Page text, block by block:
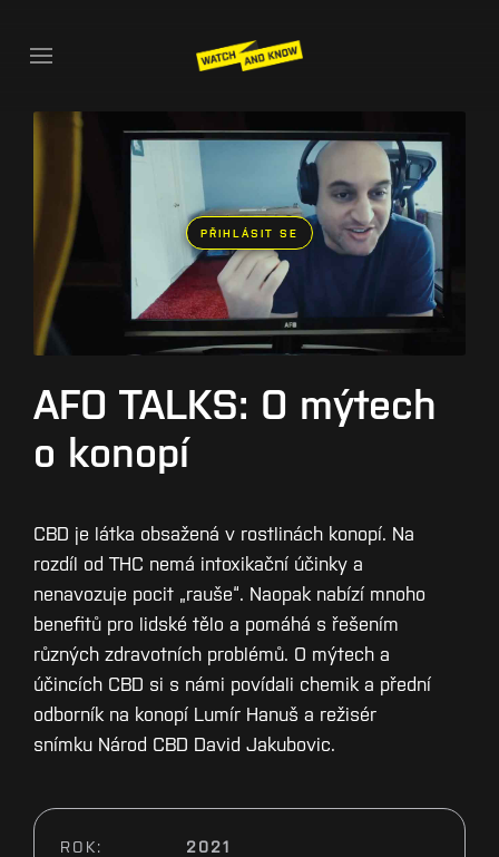
PŘIHLÁSIT SE
AFO TALKS: O mýtech
o konopí
CBD je látka obsažená v rostlinách konopí. Na
rozdíl od THC nemá intoxikační účinky a
nenavozuje pocit „rauše“. Naopak nabízí mnoho
benefitů pro lidské tělo a pomáhá s řešením
různých zdravotních problémů. O mýtech a
účincích CBD si s námi povídali chemik a přední
odborník na konopí Lumír Hanuš a režisér
snímku Národ CBD David Jakubovic.
ROK:
2021